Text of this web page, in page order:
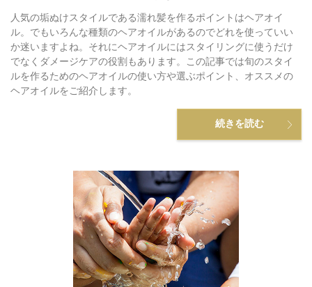
人気の垢ぬけスタイルである濡れ髪を作るポイントはヘアオイ
ル。でもいろんな種類のヘアオイルがあるのでどれを使っていい
か迷いますよね。それにヘアオイルにはスタイリングに使うだけ
でなくダメージケアの役割もあります。この記事では旬のスタイ
ルを作るためのヘアオイルの使い方や選ぶポイント、オススメの
ヘアオイルをご紹介します。
続きを読む